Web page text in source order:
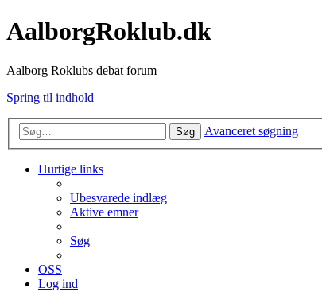
AalborgRoklub.dk
Aalborg Roklubs debat forum
Spring til indhold
Søg Avanceret søgning
Hurtige links
Ubesvarede indlæg
Aktive emner
Søg
OSS
Log ind